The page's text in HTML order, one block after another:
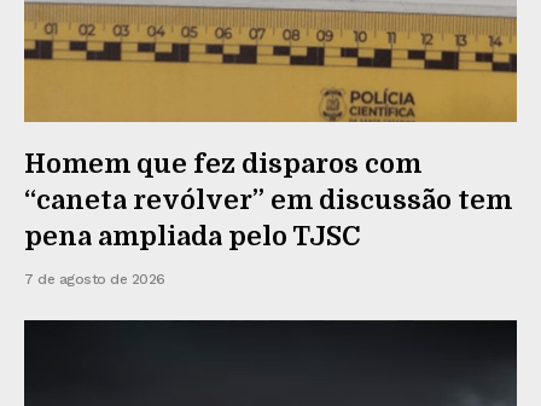
Homem que fez disparos com
“caneta revólver” em discussão tem
pena ampliada pelo TJSC
7 de agosto de 2026